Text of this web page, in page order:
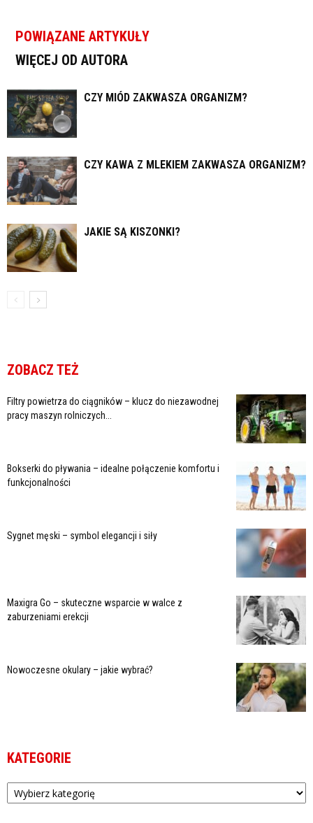
POWIĄZANE ARTYKUŁY
WIĘCEJ OD AUTORA
CZY MIÓD ZAKWASZA ORGANIZM?
CZY KAWA Z MLEKIEM ZAKWASZA ORGANIZM?
JAKIE SĄ KISZONKI?
ZOBACZ TEŻ
Filtry powietrza do ciągników – klucz do niezawodnej
pracy maszyn rolniczych...
Bokserki do pływania – idealne połączenie komfortu i
funkcjonalności
Sygnet męski – symbol elegancji i siły
Maxigra Go – skuteczne wsparcie w walce z
zaburzeniami erekcji
Nowoczesne okulary – jakie wybrać?
KATEGORIE
Kategorie